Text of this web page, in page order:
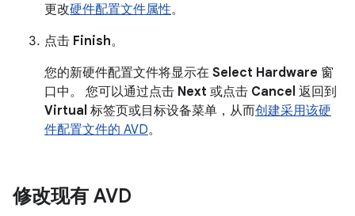
更改硬件配置文件属性。
点击 Finish。
您的新硬件配置文件将显示在 Select Hardware 窗
口中。 您可以通过点击 Next 或点击 Cancel 返回到
Virtual 标签页或目标设备菜单，从而创建采用该硬
件配置文件的 AVD。
修改现有 AVD